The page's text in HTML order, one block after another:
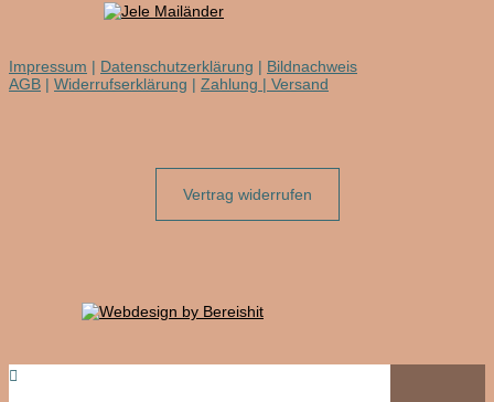
Impressum | Datenschutzerklärung | Bildnachweis
AGB | Widerrufserklärung | Zahlung | Versand
Vertrag widerrufen
